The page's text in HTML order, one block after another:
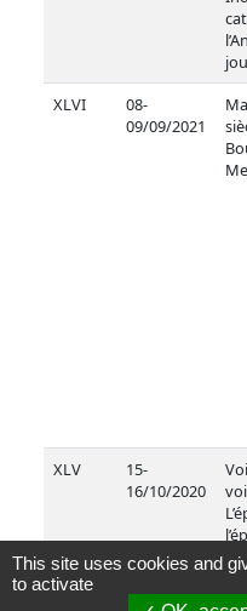
XLVI
08-
09/09/2021
XLV
15-
16/10/2020
This site uses cookies and
to activate